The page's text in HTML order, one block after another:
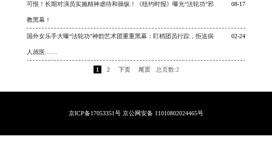
可恨！长期对演员实施精神虐待和操纵！《纽约时报》曝光“法轮功”邪
教黑幕！
08-17
国外女乐手大曝“法轮功”神韵艺术团重重黑幕：盯梢团员行踪，拒送病
人就医……
02-24
1 2 下页 尾页 总页数:2
京ICP备17053351号 京公网安备 11010802024465号